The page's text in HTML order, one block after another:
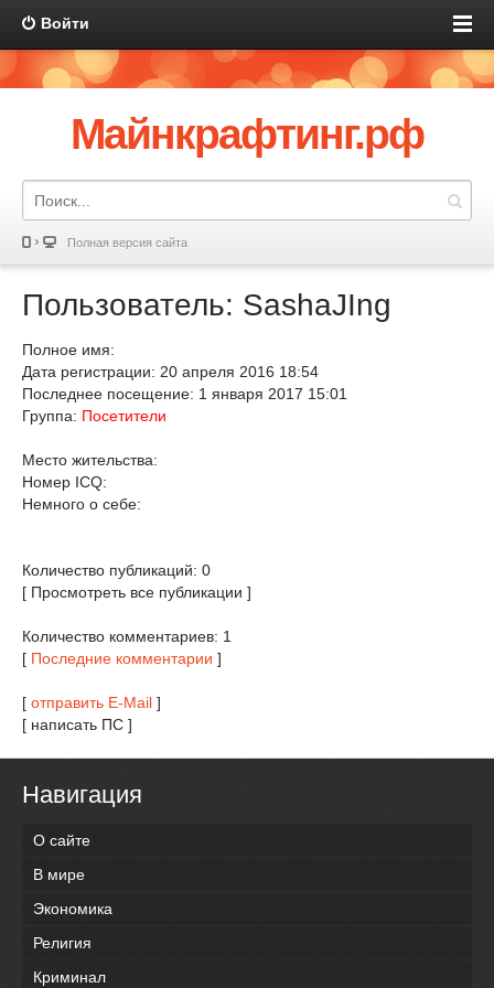
Войти
Майнкрафтинг.рф
Полная версия сайта
Пользователь: SashaJIng
Полное имя:
Дата регистрации: 20 апреля 2016 18:54
Последнее посещение: 1 января 2017 15:01
Группа: Посетители
Место жительства:
Номер ICQ:
Немного о себе:
Количество публикаций: 0
[ Просмотреть все публикации ]
Количество комментариев: 1
[ Последние комментарии ]
[ отправить E-Mail ]
[ написать ПС ]
Навигация
О сайте
В мире
Экономика
Религия
Криминал